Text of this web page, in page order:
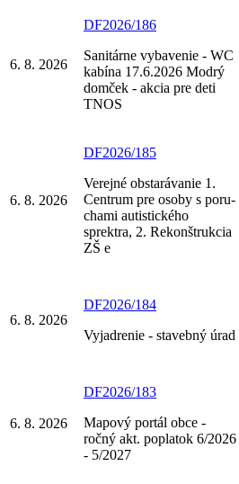
6. 8. 2026
DF2026/186
Sanitárne vybavenie - WC
kabína 17.6.2026 Modrý
domček - akcia pre deti
TNOS
6. 8. 2026
DF2026/185
Verejné obstarávanie 1.
Centrum pre osoby s poru-
chami autistického
sprektra, 2. Rekonštrukcia
ZŠ e
6. 8. 2026
DF2026/184
Vyjadrenie - stavebný úrad
6. 8. 2026
DF2026/183
Mapový portál obce -
ročný akt. poplatok 6/2026
- 5/2027